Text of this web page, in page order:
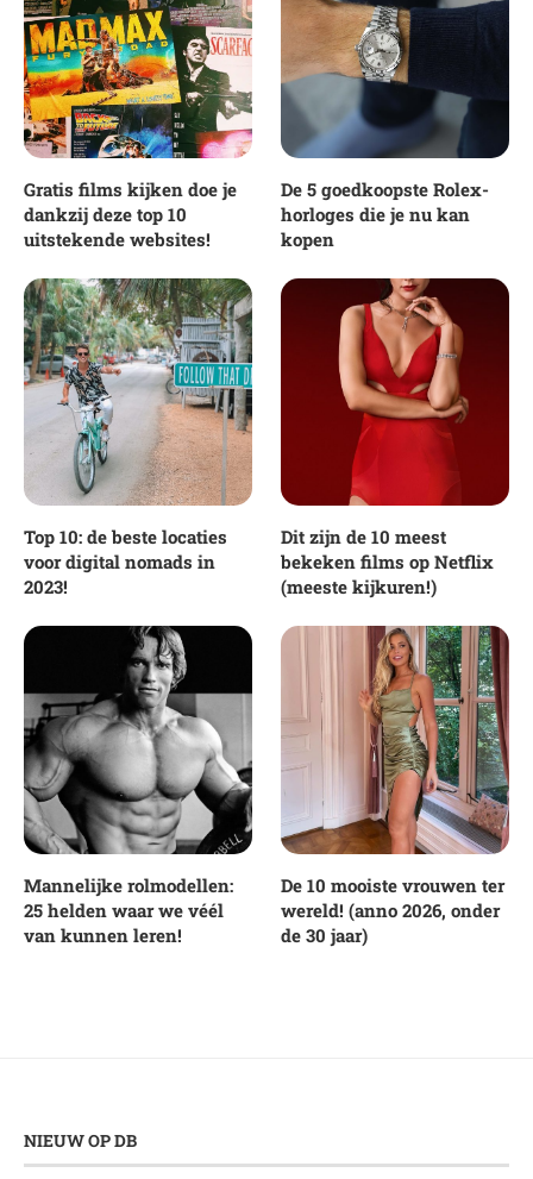
Gratis films kijken doe je
dankzij deze top 10
uitstekende websites!
De 5 goedkoopste Rolex-
horloges die je nu kan
kopen
Top 10: de beste locaties
voor digital nomads in
2023!
Dit zijn de 10 meest
bekeken films op Netflix
(meeste kijkuren!)
Mannelijke rolmodellen:
25 helden waar we véél
van kunnen leren!
De 10 mooiste vrouwen ter
wereld! (anno 2026, onder
de 30 jaar)
NIEUW OP DB